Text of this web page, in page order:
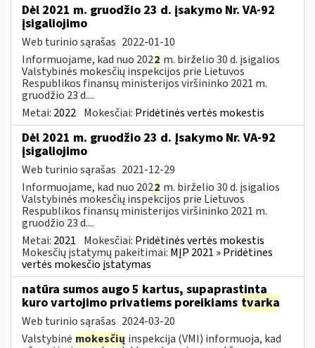
Dėl 2021 m. gruodžio 23 d. įsakymo Nr. VA-92
įsigaliojimo
Web turinio sąrašas 2022-01-10
Informuojame, kad nuo 2022 m. birželio 30 d. įsigalios
Valstybinės mokesčių inspekcijos prie Lietuvos
Respublikos finansų ministerijos viršininko 2021 m.
gruodžio 23 d....
Metai: 2022 Mokesčiai: Pridėtinės vertės mokestis
Dėl 2021 m. gruodžio 23 d. Įsakymo Nr. VA-92
įsigaliojimo
Web turinio sąrašas 2021-12-29
Informuojame, kad nuo 2022 m. birželio 30 d. įsigalios
Valstybinės mokesčių inspekcijos prie Lietuvos
Respublikos finansų ministerijos viršininko 2021 m.
gruodžio 23 d....
Metai: 2021 Mokesčiai: Pridėtinės vertės mokestis
Mokesčių įstatymų pakeitimai: MĮP 2021 » Pridėtines
vertės mokesčio įstatymas
natūra sumos augo 5 kartus, supaprastinta
kuro vartojimo privatiems poreikiams tvarka
Web turinio sąrašas 2024-03-20
Valstybinė mokesčių inspekcija (VMI) informuoja, kad